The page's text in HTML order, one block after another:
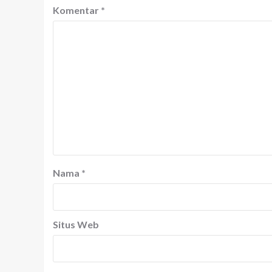
Komentar *
Nama *
Situs Web